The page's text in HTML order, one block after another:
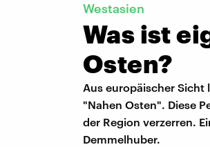
Westasien
Was ist
Osten?
Aus europäischer Sicht
"Nahen Osten". Diese
der Region verzerren.
Demmelhuber.